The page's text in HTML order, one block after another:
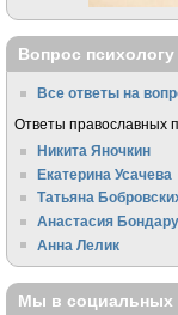
Вопрос психологу
Все ответы на
Ответы православных
Никита Яночкин
Екатерина Усачева
Татьяна
Анастасия
Анна Лелик
Мы в социальных